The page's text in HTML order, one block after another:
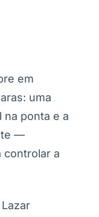
em
uma
ponta e a
—
controlar a